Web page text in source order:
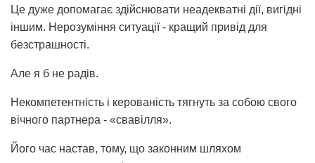
Це дуже допомагає здійснювати неадекватні дії, вигідні
іншим. Нерозуміння ситуації - кращий привід для
безстрашності.
Але я б не радів.
Некомпетентність і керованість тягнуть за собою свого
вічного партнера - «свавілля».
Його час настав, тому, що законним шляхом